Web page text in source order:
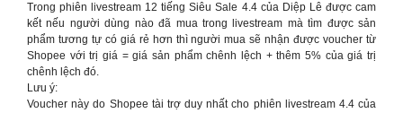
Trong phiên livestream 12 tiếng Siêu Sale 4.4 của Diệp Lê được cam
kết nếu người dùng nào đã mua trong livestream mà tìm được sản
phẩm tương tự có giá rẻ hơn thì người mua sẽ nhận được voucher từ
Shopee với trị giá = giá sản phẩm chênh lệch + thêm 5% của giá trị
chênh lệch đó.
Lưu ý:
Voucher này do Shopee tài trợ duy nhất cho phiên livestream 4.4 của